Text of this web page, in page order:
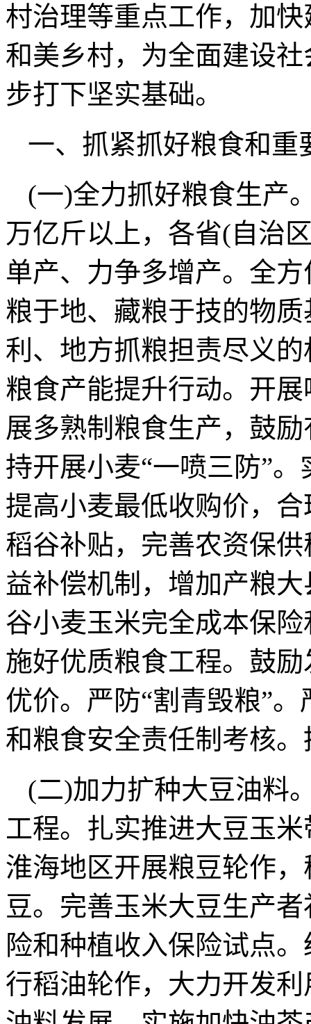
村治理等重点工作，加
和美乡村，为全面建设
步打下坚实基础。
一、抓紧抓好粮食和重
(一)全力抓好粮食生产
万亿斤以上，各省(自治
单产、力争多增产。全
粮于地、藏粮于技的物
利、地方抓粮担责尽义
粮食产能提升行动。开
展多熟制粮食生产，鼓
持开展小麦“一喷三防”
提高小麦最低收购价，
稻谷补贴，完善农资保
益补偿机制，增加产粮
谷小麦玉米完全成本保
施好优质粮食工程。鼓
优价。严防“割青毁粮”
和粮食安全责任制考核
(二)加力扩种大豆油料
工程。扎实推进大豆玉
淮海地区开展粮豆轮作
豆。完善玉米大豆生产
险和种植收入保险试点
行稻油轮作，大力开发